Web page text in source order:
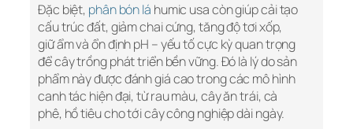
Đặc biệt, phân bón lá humic usa còn giúp cải tạo
cấu trúc đất, giảm chai cứng, tăng độ tơi xốp,
giữ ẩm và ổn định pH – yếu tố cực kỳ quan trọng
để cây trồng phát triển bền vững. Đó là lý do sản
phẩm này được đánh giá cao trong các mô hình
canh tác hiện đại, từ rau màu, cây ăn trái, cà
phê, hồ tiêu cho tới cây công nghiệp dài ngày.